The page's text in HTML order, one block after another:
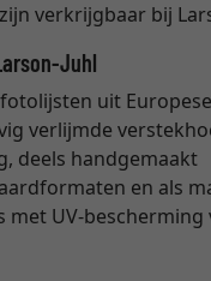
verkrijgbaar bij
Juhl
uit
verlijmde
deels handgemaakt
en als
met UV-